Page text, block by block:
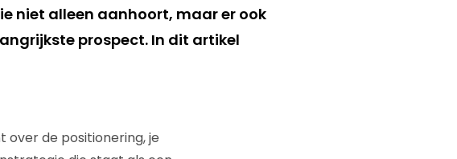
niet alleen aanhoort, maar er ook
prospect. In dit artikel
over de positionering, je